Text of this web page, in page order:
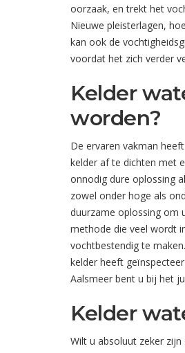
oorzaak, en trekt het
Nieuwe pleisterlagen,
kan ook de
voordat het zich verder
Kelder
worden?
De ervaren vakman
kelder af te dichten met
onnodig dure oplossing
zowel onder hoge als
duurzame oplossing om
methode die veel wordt
vochtbestendig te
kelder heeft
Aalsmeer bent u bij het
Kelder
Wilt u absoluut zeker